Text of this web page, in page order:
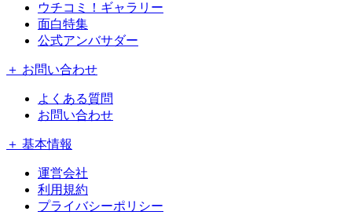
ウチコミ！ギャラリー
面白特集
公式アンバサダー
＋ お問い合わせ
よくある質問
お問い合わせ
＋ 基本情報
運営会社
利用規約
プライバシーポリシー